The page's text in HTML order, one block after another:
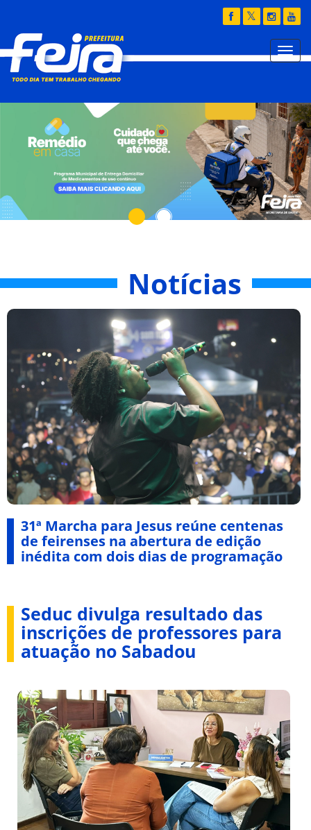
Notícias
31ª Marcha para Jesus reúne centenas
de feirenses na abertura de edição
inédita com dois dias de programação
Seduc divulga resultado das
inscrições de professores para
atuação no Sabadou